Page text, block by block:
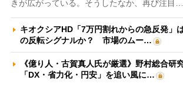
きが広がっている。そうしたなか、再び注目…
キオクシアHD「7万円割れからの急反発」
の反転シグナルか？ 市場のムー…
《億り人・古賀真人氏が厳選》野村総合研
「DX・省力化・円安」を追い風に…